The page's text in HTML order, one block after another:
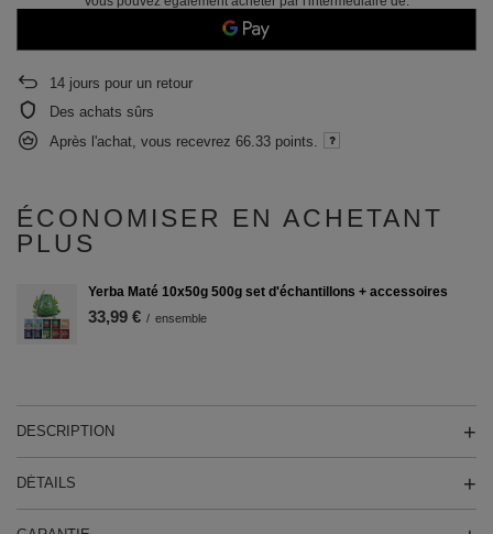
14 jours pour un retour
Des achats sûrs
Après l'achat, vous recevrez 66.33 points.
ÉCONOMISER EN ACHETANT
PLUS
Yerba Maté 10x50g 500g set d'échantillons + accessoires
33,99 € / ensemble
DESCRIPTION
DÉTAILS